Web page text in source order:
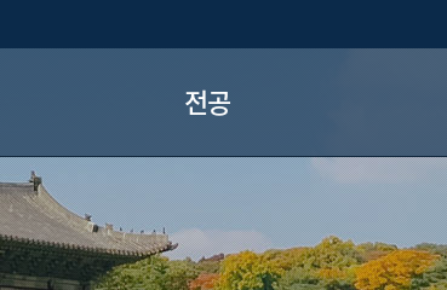
전공
졸업내규